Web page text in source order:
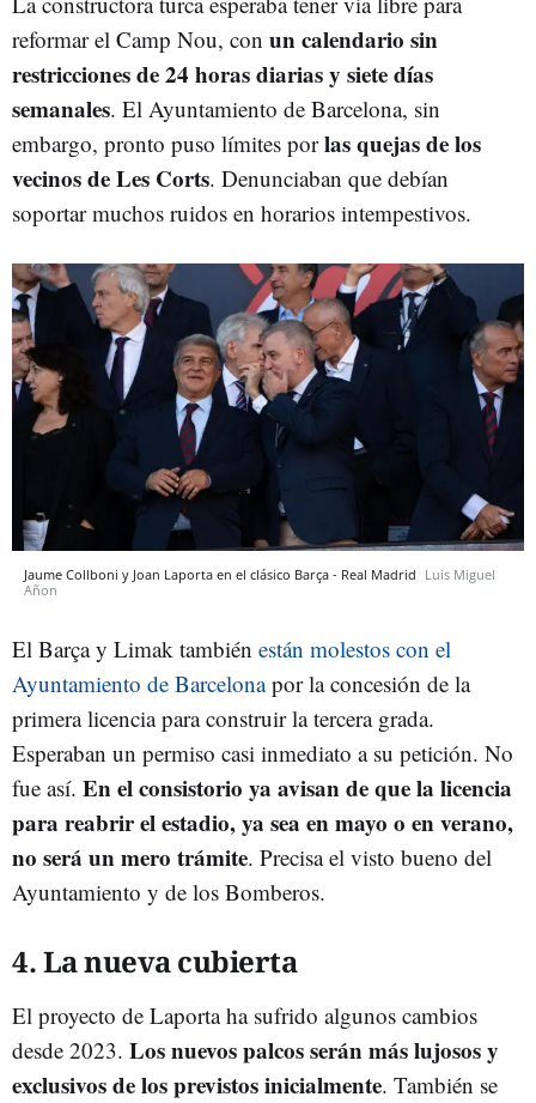
reformar el Camp Nou, con un calendario sin
restricciones de 24 horas diarias y siete días
semanales. El Ayuntamiento de Barcelona, sin
embargo, pronto puso límites porlas quejas de los
vecinos de Les Corts. Denunciaban que debían
soportar muchos ruidos en horarios intempestivos.
Jaume Collboni y Joan Laporta en el clásico Barça - Real Madrid Luis Miguel
Añon
El Barça y Limak también están molestos con el
Ayuntamiento de Barcelonapor la concesión de la
primera licencia para construir la tercera grada.
Esperaban un permiso casi inmediato a su petición. No
fue así. En el consistorio ya avisan de que la licencia
para reabrir el estadio, ya sea en mayo o en verano,
no será un mero trámite. Precisa el visto bueno del
Ayuntamiento y de los Bomberos.
4. La nueva cubierta
El proyecto de Laporta ha sufrido algunos cambios
desde 2023. Los nuevos palcos serán más lujosos y
exclusivos de los previstos inicialmente. También se